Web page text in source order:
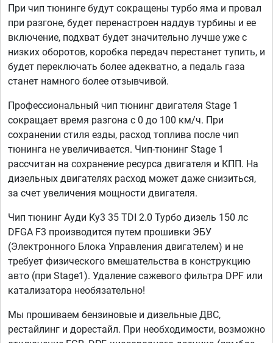
При чип тюнинге будут сокращены турбо яма и провал
при разгоне, будет перенастроен наддув турбины и ее
включение, подхват будет значительно лучше уже с
низких оборотов, коробка передач перестанет тупить, и
будет переключать более адекватно, а педаль газа
станет намного более отзывчивой.
Профессиональный чип тюнинг двигателя Stage 1
сокращает время разгона с 0 до 100 км/ч. При
сохранении стиля езды, расход топлива после чип
тюнинга не увеличивается. Чип-тюнинг Stage 1
рассчитан на сохранение ресурса двигателя и КПП. На
дизельных двигателях расход может даже снизиться,
за счет увеличения мощности двигателя.
Чип тюнинг Ауди Ку3 35 TDI 2.0 Турбо дизель 150 лс
DFGA F3 производится путем прошивки ЭБУ
(Электронного Блока Управления двигателем) и не
требует физического вмешательства в конструкцию
авто (при Stage1). Удаление сажевого фильтра DPF или
катализатора необязательно!
Мы прошиваем бензиновые и дизельные ДВС,
рестайлинг и дорестайл. При необходимости, возможно